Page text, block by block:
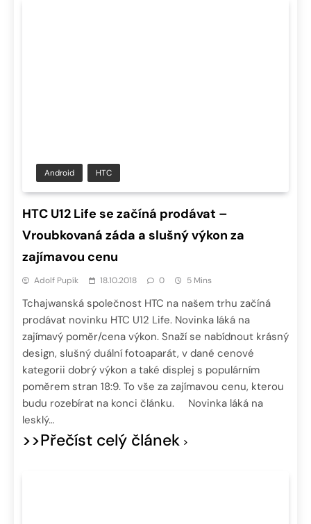
Android HTC
HTC U12 Life se začíná prodávat –
Vroubkovaná záda a slušný výkon za
zajímavou cenu
Adolf Pupík 18.10.2018 0 5 Mins
Tchajwanská společnost HTC na našem trhu začíná
prodávat novinku HTC U12 Life. Novinka láká na
zajímavý poměr/cena výkon. Snaží se nabídnout krásný
design, slušný duální fotoaparát, v dané cenové
kategorii dobrý výkon a také displej s populárním
poměrem stran 18:9. To vše za zajímavou cenu, kterou
budu rozebírat na konci článku. Novinka láká na
lesklý…
>>Přečíst celý článek